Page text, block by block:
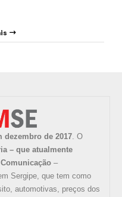
dezembro de 2017. O
– que atualmente
–
Sergipe, que tem como
automotivas, preços dos